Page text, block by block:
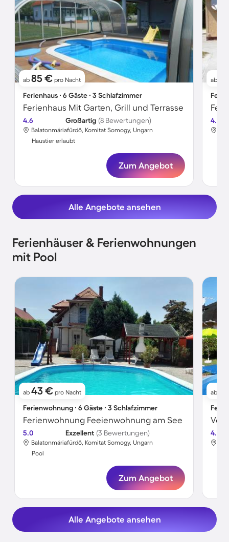
ab 85 € pro Nacht
Ferienhaus ∙ 6 Gäste ∙ 3 Schlafzimmer
Ferienhaus Mit Garten, Grill und Terrasse
4.6 Großartig (8 Bewertungen)
Balatonmáriafürdő, Komitat Somogy, Ungarn
Haustier erlaubt
Zum Angebot
ab
4.4
Alle Angebote ansehen
Ferienhäuser & Ferienwohnungen
mit Pool
ab 43 € pro Nacht
Ferienwohnung ∙ 6 Gäste ∙ 3 Schlafzimmer
Ferienwohnung Feeienwohnung am See
5.0 Exzellent (3 Bewertungen)
Balatonmáriafürdő, Komitat Somogy, Ungarn
Pool
Zum Angebot
ab
4.4
Alle Angebote ansehen